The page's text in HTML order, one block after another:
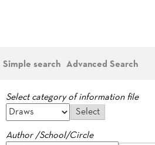
Simple search Advanced Search
Select category of information file
Author /School/Circle